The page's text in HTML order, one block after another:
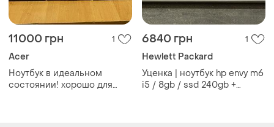
11000 грн 1
Acer
Ноутбук в идеальном
состоянии! хорошо для
6840 грн 1
Hewlett Packard
Уценка | ноутбук hp envy m6
i5 / 8gb / ssd 240gb +